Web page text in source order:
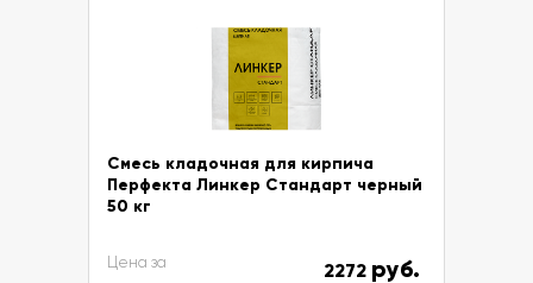
Смесь кладочная для кирпича
Перфекта Линкер Стандарт черный
50 кг
Цена за 2272 руб.